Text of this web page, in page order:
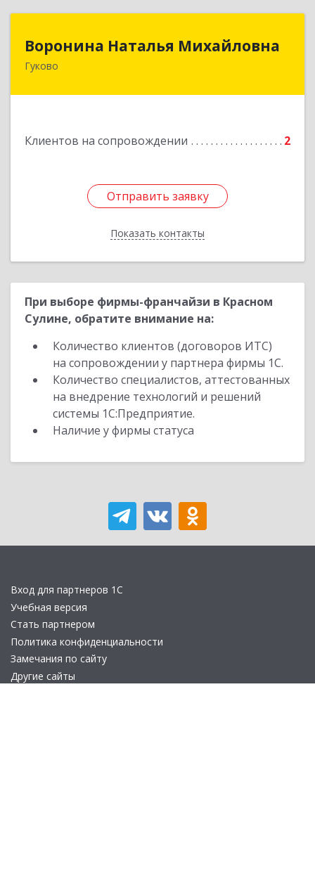
Воронина Наталья Михайловна
Гуково
Клиентов на сопровождении 2
Отправить заявку
Показать контакты
Воронина Наталья Михайловна
Отправить заявку
Назад
При выборе фирмы-франчайзи в Красном
Сулине, обратите внимание на:
Количество клиентов (договоров ИТС)
на сопровождении у партнера фирмы 1С.
Количество специалистов, аттестованных
на внедрение технологий и решений
системы 1С:Предприятие.
Наличие у фирмы статуса
Вход для партнеров 1С
Учебная версия
Стать партнером
Политика конфиденциальности
Замечания по сайту
Другие сайты